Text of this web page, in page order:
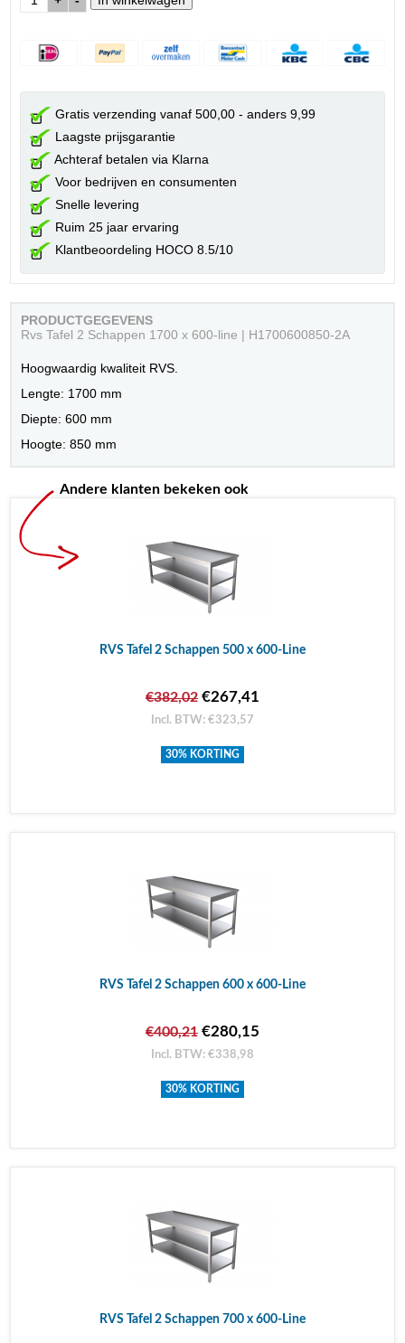
Gratis verzending vanaf 500,00 - anders 9,99
Laagste prijsgarantie
Achteraf betalen via Klarna
Voor bedrijven en consumenten
Snelle levering
Ruim 25 jaar ervaring
Klantbeoordeling HOCO 8.5/10
PRODUCTGEGEVENS
Rvs Tafel 2 Schappen 1700 x 600-line | H1700600850-2A
Hoogwaardig kwaliteit RVS.
Lengte: 1700 mm
Diepte: 600 mm
Hoogte: 850 mm
Andere klanten bekeken ook
RVS Tafel 2 Schappen 500 x 600-Line
€382,02 €267,41
Incl. BTW: €323,57
30% KORTING
RVS Tafel 2 Schappen 600 x 600-Line
€400,21 €280,15
Incl. BTW: €338,98
30% KORTING
RVS Tafel 2 Schappen 700 x 600-Line